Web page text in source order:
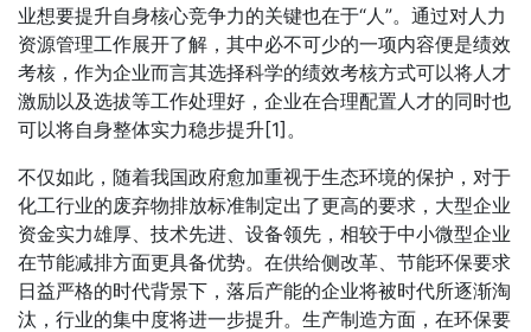
业想要提升自身核心竞争力的关键也在于“人”。通过对人力
资源管理工作展开了解，其中必不可少的一项内容便是绩效
考核，作为企业而言其选择科学的绩效考核方式可以将人才
激励以及选拔等工作处理好，企业在合理配置人才的同时也
可以将自身整体实力稳步提升[1]。
不仅如此，随着我国政府愈加重视于生态环境的保护，对于
化工行业的废弃物排放标准制定出了更高的要求，大型企业
资金实力雄厚、技术先进、设备领先，相较于中小微型企业
在节能减排方面更具备优势。在供给侧改革、节能环保要求
日益严格的时代背景下，落后产能的企业将被时代所逐渐淘
汰，行业的集中度将进一步提升。生产制造方面，在环保要